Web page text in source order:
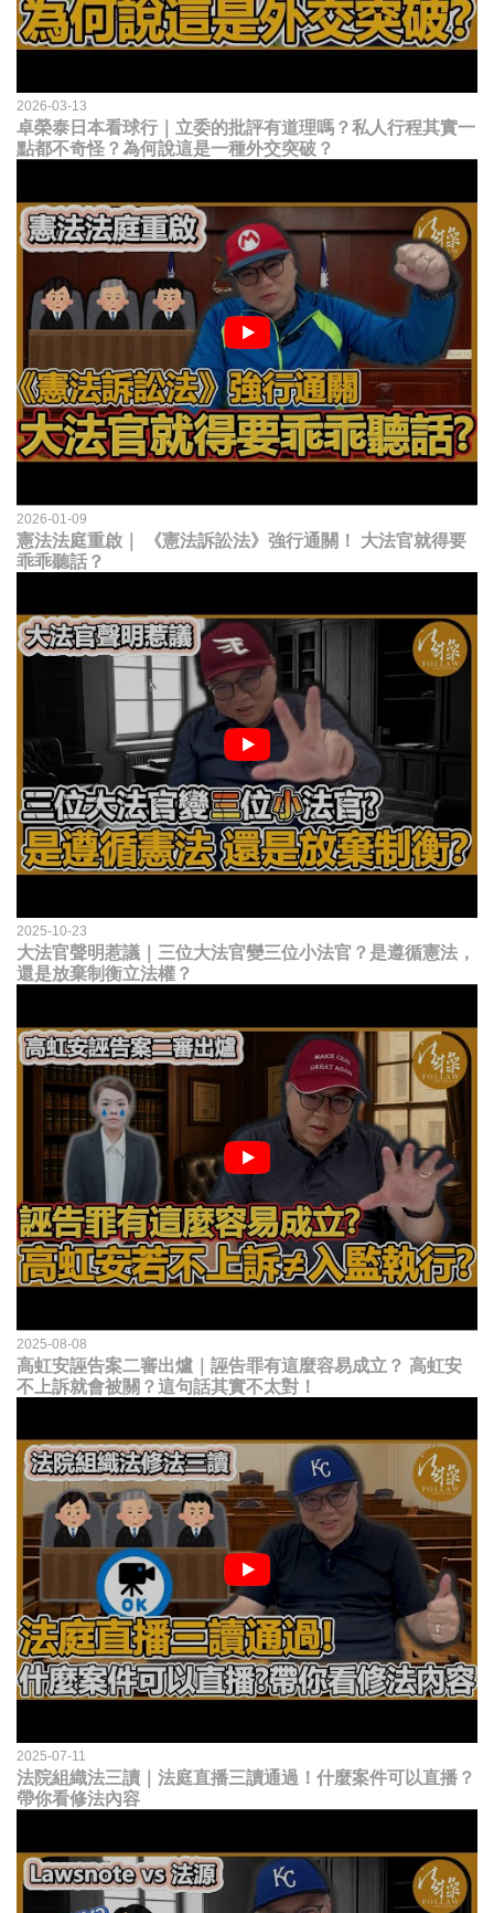
2026-03-13
卓榮泰日本看球行｜立委的批評有道理嗎？私人行程其實一
點都不奇怪？為何說這是一種外交突破？
2026-01-09
憲法法庭重啟｜ 《憲法訴訟法》強行通關！ 大法官就得要
乖乖聽話？
2025-10-23
大法官聲明惹議｜三位大法官變三位小法官？是遵循憲法，
還是放棄制衡立法權？
2025-08-08
高虹安誣告案二審出爐｜誣告罪有這麼容易成立？ 高虹安
不上訴就會被關？這句話其實不太對！
2025-07-11
法院組織法三讀｜法庭直播三讀通過！什麼案件可以直播？
帶你看修法內容